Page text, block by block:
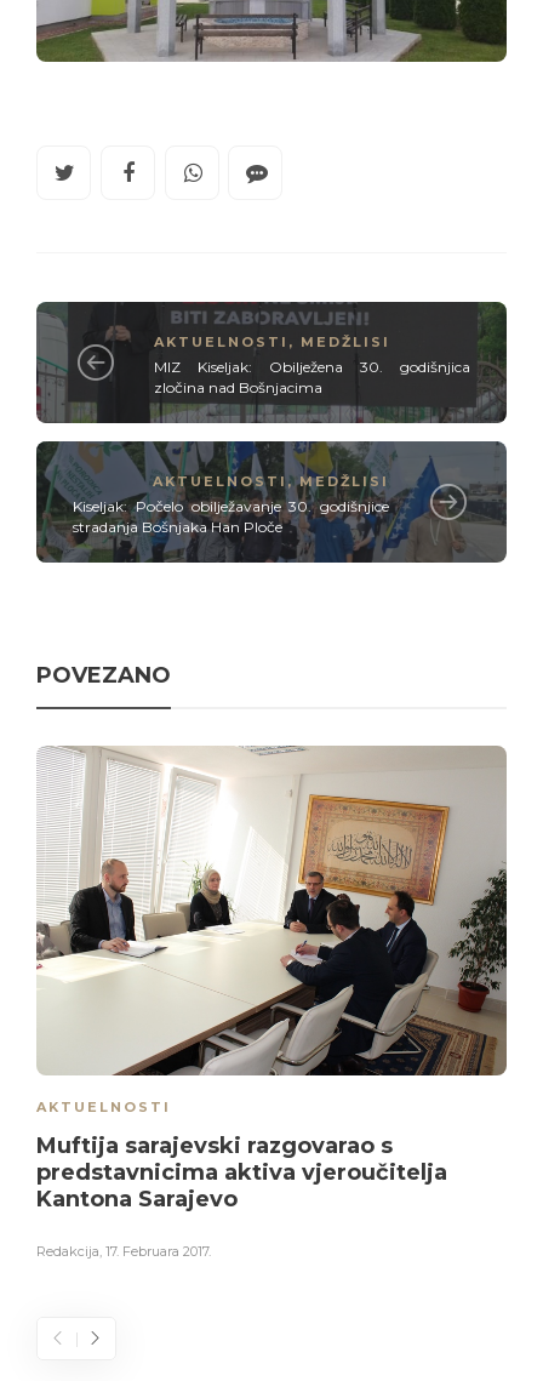
AKTUELNOSTI , MEDŽLISI
MIZ Kiseljak: Obilježena 30. godišnjica
zločina nad Bošnjacima
AKTUELNOSTI,MEDŽLISI
Kiseljak: Počelo obilježavanje 30. godišnjice
stradanja Bošnjaka Han Ploče
POVEZANO
AKTUELNOSTI
Muftija sarajevski razgovarao s
predstavnicima aktiva vjeroučitelja
Kantona Sarajevo
Redakcija, 17. Februara 2017.